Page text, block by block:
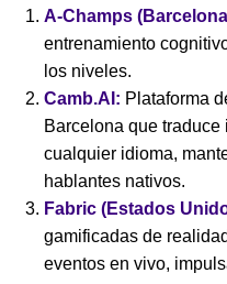
A-Champs
entrenamiento
los niveles.
Camb.AI: Plataforma
Barcelona que
cualquier idioma,
hablantes nativos.
Fabric (Estados
gamificadas de
eventos en vivo,